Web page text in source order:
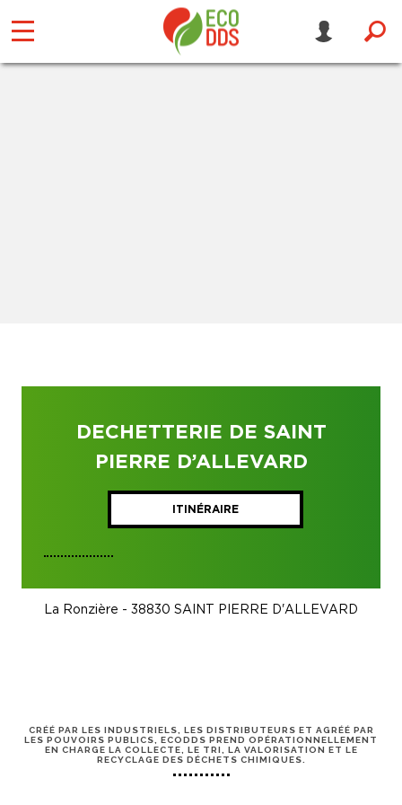
DECHETTERIE DE SAINT
PIERRE D’ALLEVARD
ITINÉRAIRE
La Ronzière - 38830 SAINT PIERRE D'ALLEVARD
CRÉÉ PAR LES INDUSTRIELS, LES DISTRIBUTEURS ET AGRÉÉ PAR
LES POUVOIRS PUBLICS, ECODDS PREND OPÉRATIONNELLEMENT
EN CHARGE LA COLLECTE, LE TRI, LA VALORISATION ET LE
RECYCLAGE DES DÉCHETS CHIMIQUES.